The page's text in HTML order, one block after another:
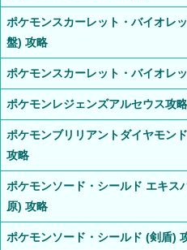
ポケモンスカーレット・バイオレ
盤) 攻略
ポケモンスカーレット・バイオレ
ポケモンレジェンズアルセウス攻略
ポケモンブリリアントダイヤモン
攻略
ポケモンソード・シールド エキス
原) 攻略
ポケモンソード・シールド (剣盾)